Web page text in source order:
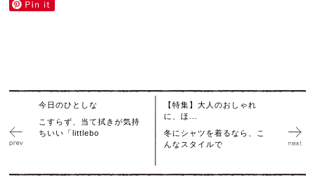
今日のひとしな
こすらず、当て拭きが気持
ちいい「littlebo
【特集】大人のおしゃれ
に、ほ...
冬にシャツを着るなら、こ
んなスタイルで